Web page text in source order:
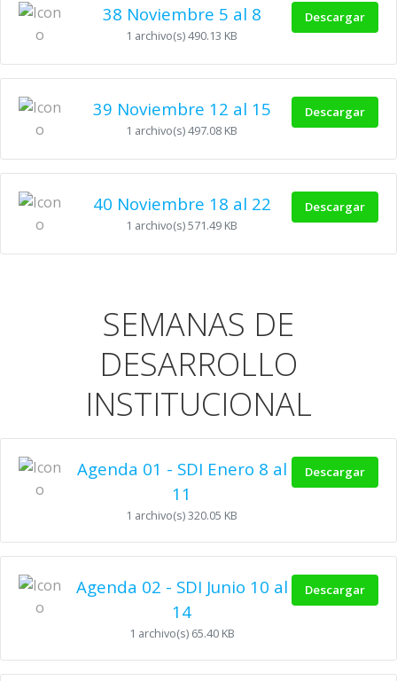
38 Noviembre 5 al 8
1 archivo(s)490.13 KB
Descargar
39 Noviembre 12 al 15
1 archivo(s)497.08 KB
Descargar
40 Noviembre 18 al 22
1 archivo(s)571.49 KB
Descargar
SEMANAS DE
DESARROLLO
INSTITUCIONAL
Agenda 01 - SDI Enero 8 al
11
1 archivo(s)320.05 KB
Descargar
Agenda 02 - SDI Junio 10 al
14
1 archivo(s) 65.40 KB
Descargar